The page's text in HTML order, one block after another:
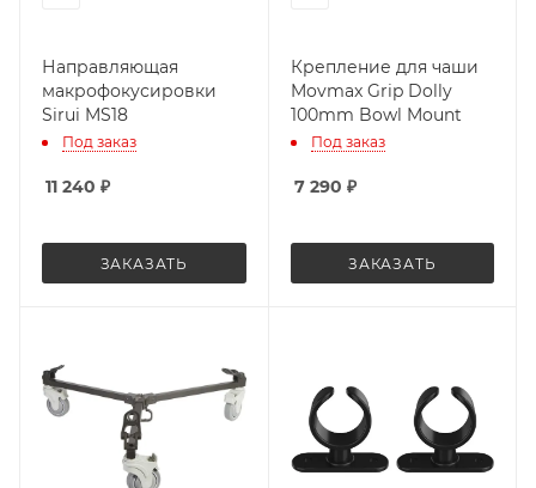
Направляющая
макрофокусировки
Sirui MS18
Под заказ
11 240 ₽
ЗАКАЗАТЬ
Крепление для чаши
Movmax Grip Dolly
100mm Bowl Mount
Под заказ
7 290 ₽
ЗАКАЗАТЬ